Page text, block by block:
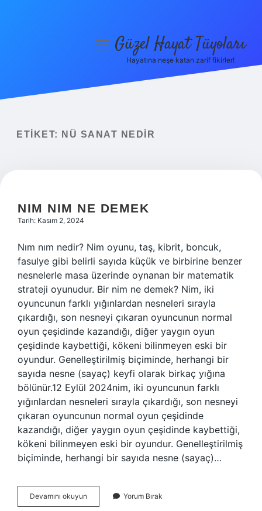
Yasal Uyarı
menüyüGüzel Hayat Tüyoları
Hayatına neşe katan zarif fikirler!
ETIKET: NÜ SANAT NEDIR
NIM NIM NE DEMEK
Tarih: Kasım 2, 2024
Nım nım nedir? Nim oyunu, taş, kibrit, boncuk,
fasulye gibi belirli sayıda küçük ve birbirine benzer
nesnelerle masa üzerinde oynanan bir matematik
strateji oyunudur. Bir nim ne demek? Nim, iki
oyuncunun farklı yığınlardan nesneleri sırayla
çıkardığı, son nesneyi çıkaran oyuncunun normal
oyun çeşidinde kazandığı, diğer yaygın oyun
çeşidinde kaybettiği, kökeni bilinmeyen eski bir
oyundur. Genelleştirilmiş biçiminde, herhangi bir
sayıda nesne (sayaç) keyfi olarak birkaç yığına
bölünür.12 Eylül 2024nim, iki oyuncunun farklı
yığınlardan nesneleri sırayla çıkardığı, son nesneyi
çıkaran oyuncunun normal oyun çeşidinde
kazandığı, diğer yaygın oyun çeşidinde kaybettiği,
kökeni bilinmeyen eski bir oyundur. Genelleştirilmiş
biçiminde, herhangi bir sayıda nesne (sayaç)…
Devamını okuyun
Nım
Yorum Bırak